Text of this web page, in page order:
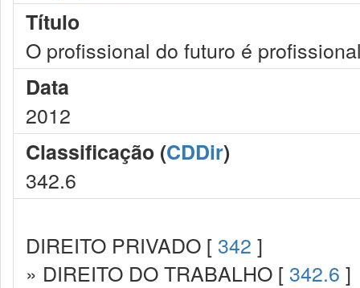
Título
O profissional do futuro é
Data
2012
Classificação (CDDir)
342.6
DIREITO PRIVADO [ 342 ]
» DIREITO DO TRABALHO [ 342.6 ]